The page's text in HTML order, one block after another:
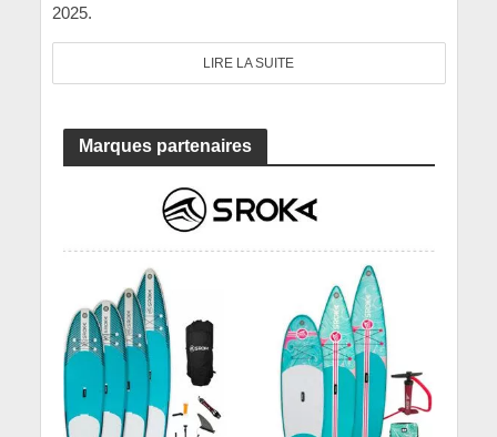
2025.
LIRE LA SUITE
Marques partenaires